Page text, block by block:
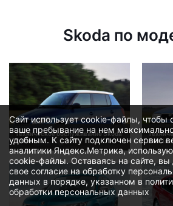
Skoda по
Техническое обслуживание Skoda
Fabia
Felicia
Сайт использует cookie-файлы, чтобы
ваше пребывание на нем
удобным. К cайту подключен сервис
аналитики Яндекс.Метрика,
cookie-файлы. Оставаясь на сайте, вы
свое согласие на обработку
данных в порядке, указанном в
обработки персональных данных